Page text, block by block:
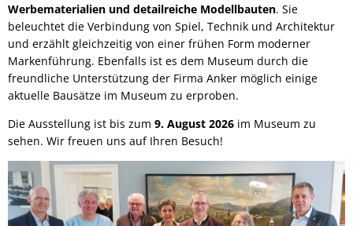
Werbematerialien und detailreiche Modellbauten. Sie
beleuchtet die Verbindung von Spiel, Technik und Architektur
und erzählt gleichzeitig von einer frühen Form moderner
Markenführung. Ebenfalls ist es dem Museum durch die
freundliche Unterstützung der Firma Anker möglich einige
aktuelle Bausätze im Museum zu erproben.
Die Ausstellung ist bis zum 9. August 2026 im Museum zu
sehen. Wir freuen uns auf Ihren Besuch!